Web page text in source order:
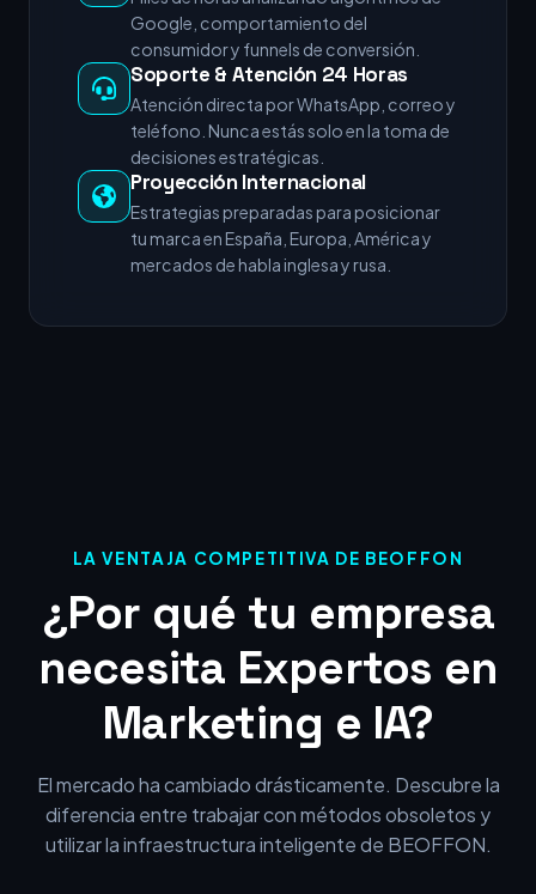
Google, comportamiento del
consumidor y funnels de conversión.
Soporte & Atención 24 Horas
Atención directa por WhatsApp, correo y
teléfono. Nunca estás solo en la toma de
decisiones estratégicas.
Proyección Internacional
Estrategias preparadas para posicionar
tu marca en España, Europa, América y
mercados de habla inglesa y rusa.
LA VENTAJA COMPETITIVA DE BEOFFON
¿Por qué tu empresa
necesita Expertos en
Marketing e IA?
El mercado ha cambiado drásticamente. Descubre la
diferencia entre trabajar con métodos obsoletos y
utilizar la infraestructura inteligente de BEOFFON.